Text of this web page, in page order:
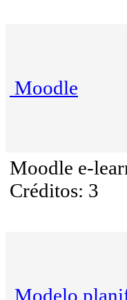
Moodle
Moodle e-
Créditos: 3
Modelo